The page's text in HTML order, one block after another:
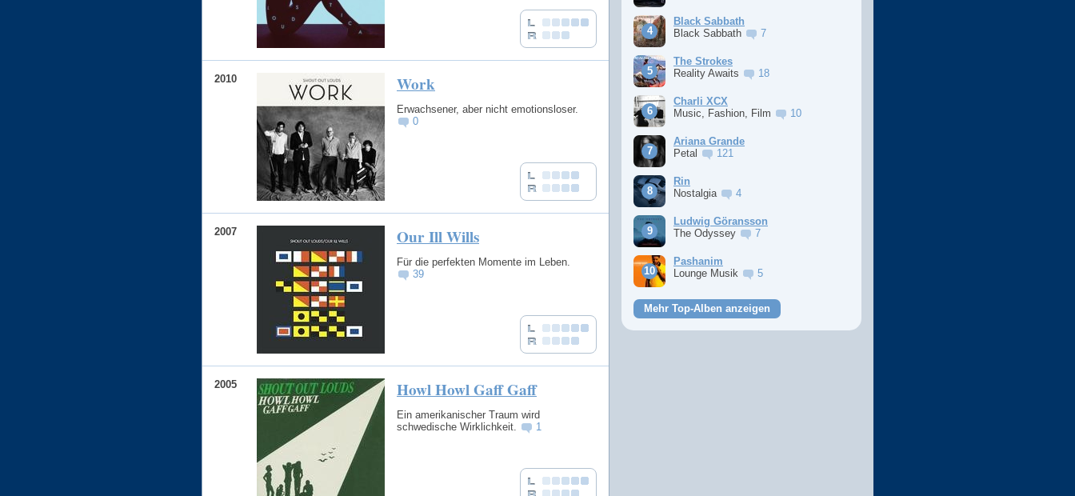
2010 Work
Erwachsener, aber nicht emotionsloser.
0
2007 Our Ill Wills
Für die perfekten Momente im Leben.
39
2005 Howl Howl Gaff Gaff
Ein amerikanischer Traum wird
schwedische Wirklichkeit.
1
Black Sabbath
Black Sabbath
7
The Strokes
Reality Awaits
18
Charli XCX
Music, Fashion, Film
10
Ariana Grande
Petal
121
Rin
Nostalgia
4
Ludwig Göransson
The Odyssey
7
Pashanim
Lounge Musik
5
Mehr Top-Alben anzeigen